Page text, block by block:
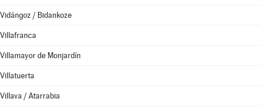
Vidángoz / Bidankoze
Villafranca
Villamayor de Monjardín
Villatuerta
Villava / Atarrabia